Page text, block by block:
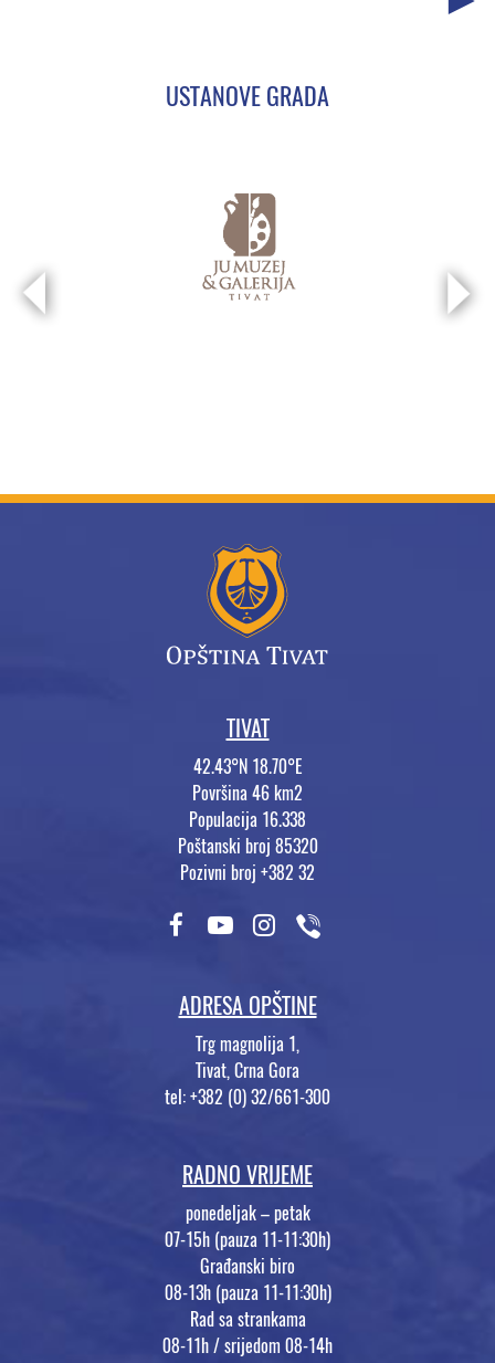
USTANOVE GRADA
TIVAT
42.43°N 18.70°E
Površina 46 km2
Populacija 16.338
Poštanski broj 85320
Pozivni broj +382 32
ADRESA OPŠTINE
Trg magnolija 1,
Tivat, Crna Gora
tel: +382 (0) 32/661-300
RADNO VRIJEME
ponedeljak – petak
07-15h (pauza 11-11:30h)
Građanski biro
08-13h (pauza 11-11:30h)
Rad sa strankama
08-11h / srijedom 08-14h